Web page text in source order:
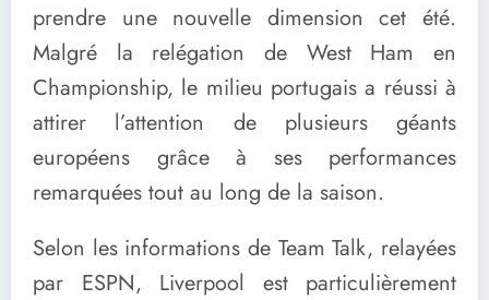
prendre une nouvelle dimension cet été.
Malgré la relégation de West Ham en
Championship, le milieu portugais a réussi à
attirer l’attention de plusieurs géants
européens grâce à ses performances
remarquées tout au long de la saison.
Selon les informations de Team Talk, relayées
par ESPN, Liverpool est particulièrement